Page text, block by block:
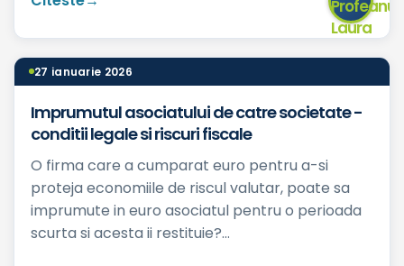
27 ianuarie 2026
Imprumutul asociatului de catre societate -
conditii legale si riscuri fiscale
O firma care a cumparat euro pentru a-si
proteja economiile de riscul valutar, poate sa
imprumute in euro asociatul pentru o perioada
scurta si acesta ii restituie?...